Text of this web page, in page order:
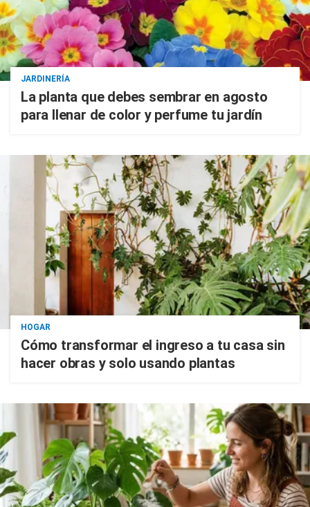
JARDINERÍA
La planta que debes sembrar en agosto
para llenar de color y perfume tu jardín
HOGAR
Cómo transformar el ingreso a tu casa sin
hacer obras y solo usando plantas